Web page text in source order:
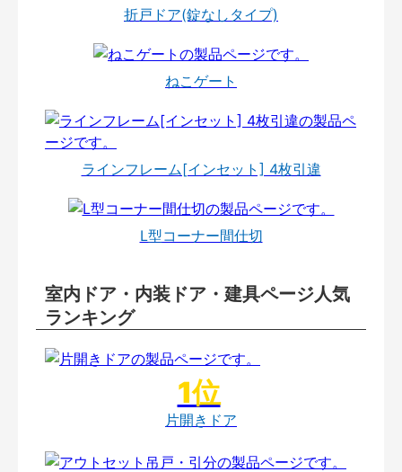
折戸ドア(錠なしタイプ)
ねこゲート
ラインフレーム[インセット] 4枚引違
L型コーナー間仕切
室内ドア・内装ドア・建具ページ人気
ランキング
片開きドア